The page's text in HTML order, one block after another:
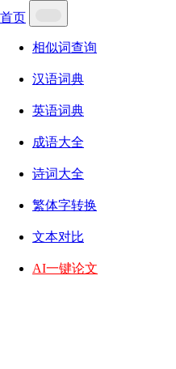
首页
相似词查询
汉语词典
英语词典
成语大全
诗词大全
繁体字转换
文本对比
AI一键论文